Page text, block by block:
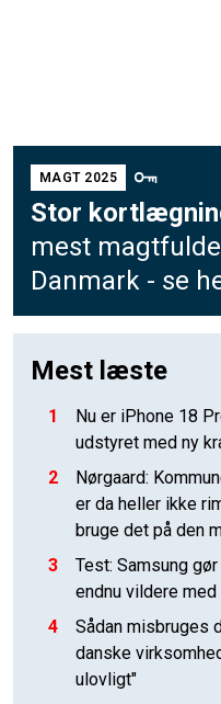
MAGT 2025
Stor
mest
Danmark - se
Mest læste
1
Nu er iPhone 18
udstyret med ny
2
Nørgaard:
er da heller ikke
bruge det på den
3
Test: Samsung
endnu vildere
4
Sådan misbruges
danske
ulovligt"